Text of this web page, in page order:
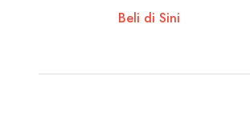
Beli di Sini